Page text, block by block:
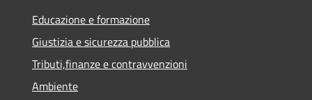
Educazione e formazione
Giustizia e sicurezza pubblica
Tributi,finanze e contravvenzioni
Ambiente